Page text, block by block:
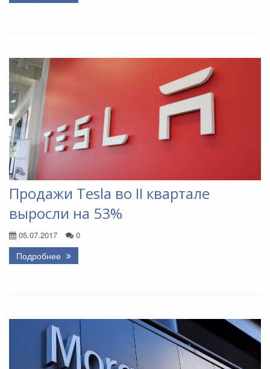
Продажи Tesla во II квартале
выросли на 53%
05.07.2017 0
Подробнее